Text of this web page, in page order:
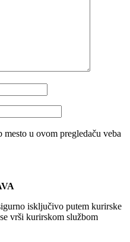
u ovom pregledaču veba
isključivo putem kurirske
vrši kurirskom službom